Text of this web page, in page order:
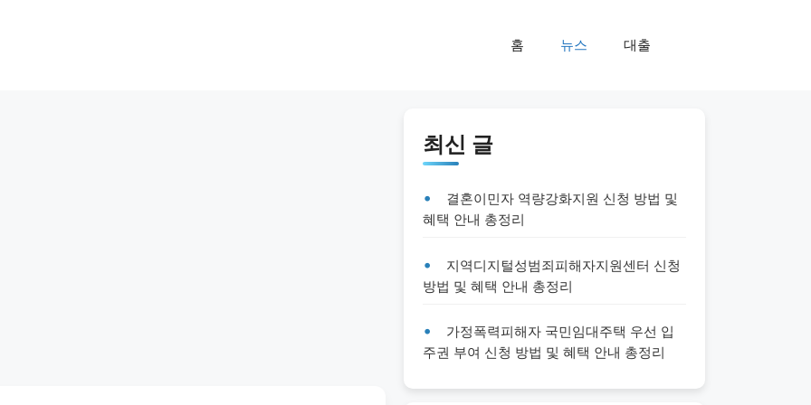
홈 뉴스 대출
최신 글
결혼이민자 역량강화지원 신청 방법 및
혜택 안내 총정리
지역디지털성범죄피해자지원센터 신청
방법 및 혜택 안내 총정리
가정폭력피해자 국민임대주택 우선 입
주권 부여 신청 방법 및 혜택 안내 총정리